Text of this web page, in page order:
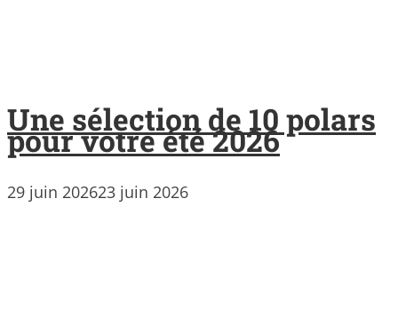
Une sélection de 10 polars
pour votre été 2026
29 juin 202623 juin 2026